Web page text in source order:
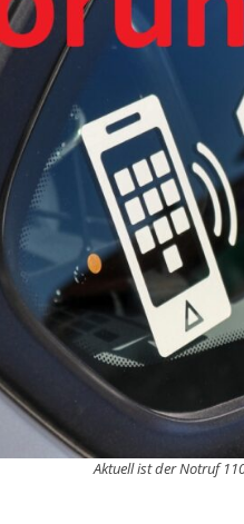
Aktuell ist der Notruf